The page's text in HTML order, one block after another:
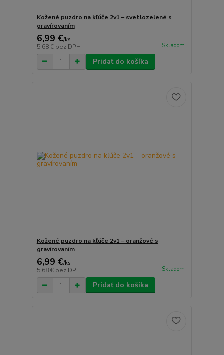
Kožené puzdro na kľúče 2v1 – svetlozelené s
gravírovaním
6,99 €/ks
5,68 € bez DPH Skladom
Pridať do košíka
Kožené puzdro na kľúče 2v1 – oranžové s
gravírovaním
6,99 €/ks
5,68 € bez DPH Skladom
Pridať do košíka